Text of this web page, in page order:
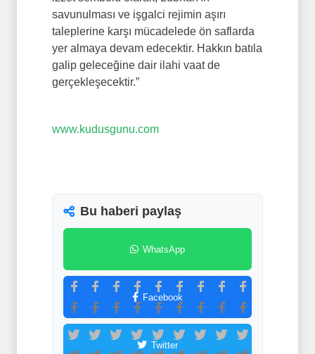
savunulması ve işgalci rejimin aşırı
taleplerine karşı mücadelede ön saflarda
yer almaya devam edecektir. Hakkın batıla
galip geleceğine dair ilahi vaat de
gerçekleşecektir.”
www.kudusgunu.com
Bu haberi paylaş
WhatsApp
Facebook
Twitter